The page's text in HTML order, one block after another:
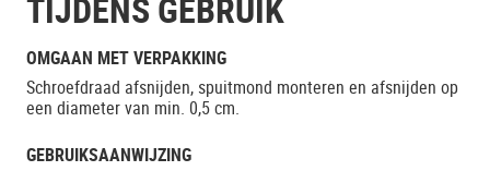
OMGAAN MET VERPAKKING
Schroefdraad afsnijden, spuitmond monteren en afsnijden op
een diameter van min. 0,5 cm.
GEBRUIKSAANWIJZING